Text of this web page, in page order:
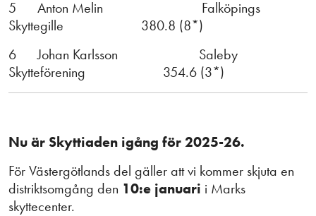
5 Anton Melin Falköpings
Skyttegille 380.8 (8*)
6 Johan Karlsson Saleby
Skytteförening 354.6 (3*)
Nu är Skyttiaden igång för 2025-26.
För Västergötlands del gäller att vi kommer skjuta en
distriktsomgång den 10:e januari i Marks
skyttecenter.